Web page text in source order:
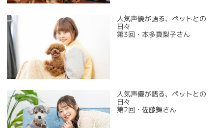
人気声優が語る、ペットとの
日々
第3回・本多真梨子さん
人気声優が語る、ペットとの
日々
第2回・佐藤舞さん